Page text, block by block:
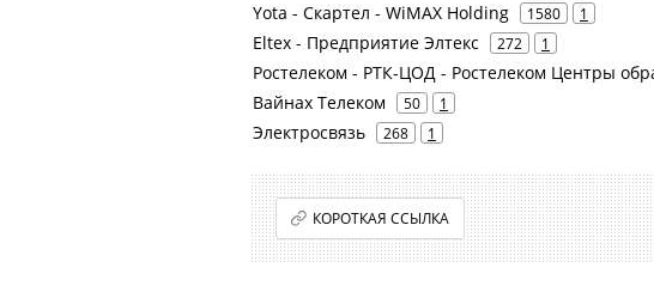
Yota - Скартел - WiMAX Holding 1580 1
Eltex - Предприятие Элтекс 272 1
Ростелеком - РТК-ЦОД - Ростелеком Центры
Вайнах Телеком 50 1
Электросвязь 268 1
КОРОТКАЯ ССЫЛКА